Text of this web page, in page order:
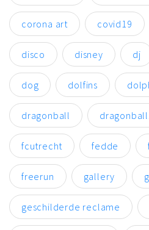
corona art covid19
disco disney dj
dog dolfins
dragonball
fcutrecht fedde
freerun gallery
geschilderde reclame